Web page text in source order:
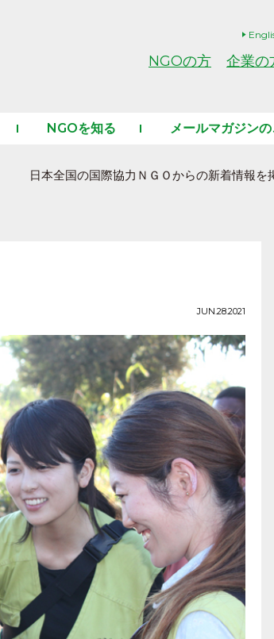
NGOの方 企業の
NGOを知る メールマガジン
日本全国の国際協力ＮＧＯからの新着情報を
JUN.28.2021